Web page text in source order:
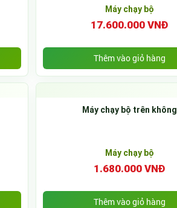
Máy chạy bộ
17.600.000 VNĐ
Thêm vào giỏ hàng
Máy chạy bộ trên không
Máy chạy bộ
1.680.000 VNĐ
Thêm vào giỏ hàng